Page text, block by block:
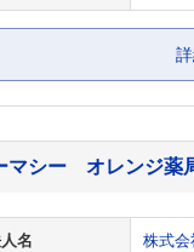
マシー オレンジ薬
名 株式会